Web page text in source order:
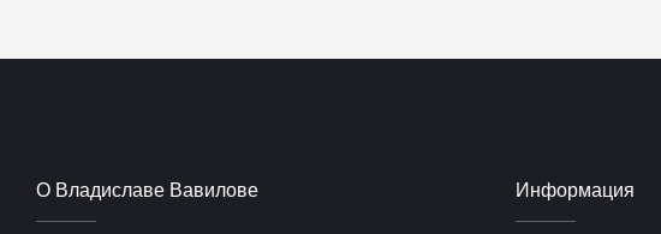
О Владиславе Вавилове Информация